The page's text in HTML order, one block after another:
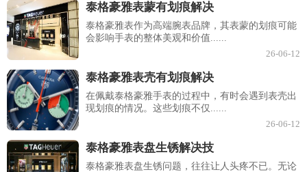
泰格豪雅表蒙有划痕解决
泰格豪雅表作为高端腕表品牌，其表蒙的划痕可能
会影响手表的整体美观和价值......
26-06-12
泰格豪雅表壳有划痕解决
在佩戴泰格豪雅手表的过程中，有时会遇到表壳出
现划痕的情况。这些划痕不仅......
26-06-12
泰格豪雅表盘生锈解决技
泰格豪雅表盘生锈问题，往往让人头疼不已。无论